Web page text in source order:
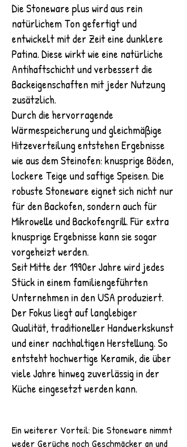
Die Stoneware plus wird aus rein
natürlichem Ton gefertigt und
entwickelt mit der Zeit eine dunklere
Patina. Diese wirkt wie eine natürliche
Antihaftschicht und verbessert die
Backeigenschaften mit jeder Nutzung
zusätzlich.
Durch die hervorragende
Wärmespeicherung und gleichmäßige
Hitzeverteilung entstehen Ergebnisse
wie aus dem Steinofen: knusprige Böden,
lockere Teige und saftige Speisen. Die
robuste Stoneware eignet sich nicht nur
für den Backofen, sondern auch für
Mikrowelle und Backofengrill. Für extra
knusprige Ergebnisse kann sie sogar
vorgeheizt werden.
Seit Mitte der 1990er Jahre wird jedes
Stück in einem familiengeführten
Unternehmen in den USA produziert.
Der Fokus liegt auf langlebiger
Qualität, traditioneller Handwerkskunst
und einer nachhaltigen Herstellung. So
entsteht hochwertige Keramik, die über
viele Jahre hinweg zuverlässig in der
Küche eingesetzt werden kann.
Ein weiterer Vorteil: Die Stoneware nimmt
weder Gerüche noch Geschmäcker an und